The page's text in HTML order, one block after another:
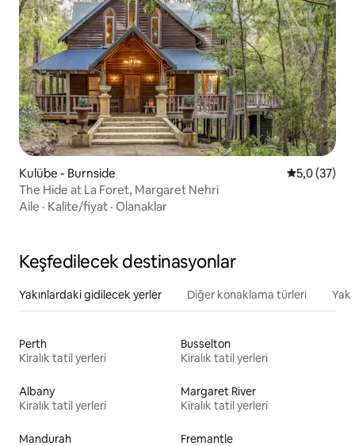
Kulübe - Burnside 5 üzerinden
5,0 (37)
The Hide at La Foret, Margaret Nehri
Aile · Kalite/fiyat · Olanaklar
Keşfedilecek destinasyonlar
Yakınlardaki gidilecek yerler Diğer konaklama türleri
Perth
Kiralık tatil yerleri
Busselton
Kiralık tatil yerleri
Albany
Kiralık tatil yerleri
Margaret River
Kiralık tatil yerleri
Mandurah
Fremantle